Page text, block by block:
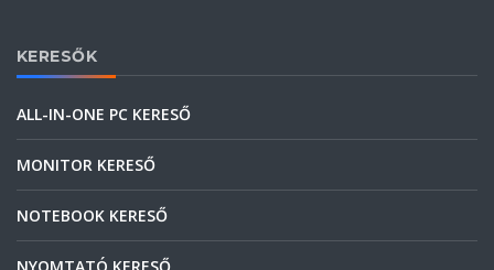
KERESŐK
ALL-IN-ONE PC KERESŐ
MONITOR KERESŐ
NOTEBOOK KERESŐ
NYOMTATÓ KERESŐ